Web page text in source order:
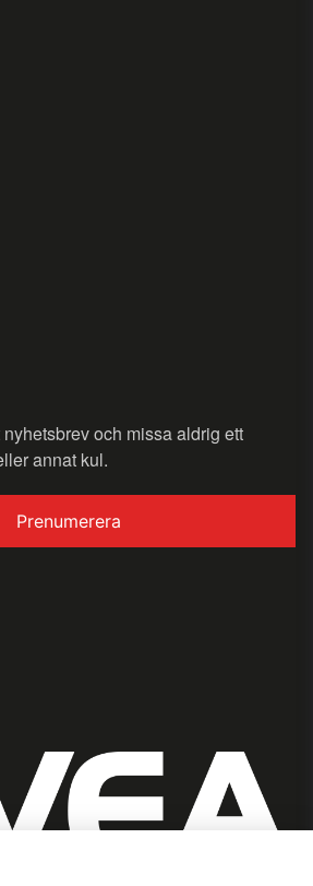
och missa aldrig ett
annat kul.
Prenumerera